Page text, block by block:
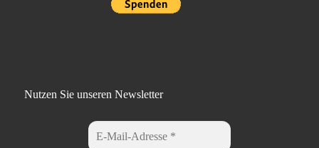
Nutzen Sie unseren Newsletter